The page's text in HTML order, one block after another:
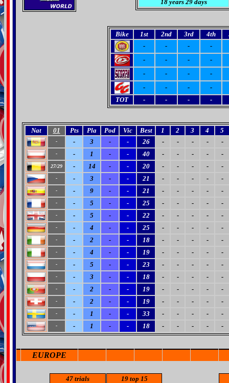
18 years 29 days
Bike 1st 2nd 3rd 4th
-
- -
-
-
- -
-
-
- -
-
-
- -
-
TOT
- - - -
Nat 01 Pts Pla Pod Vic Best 1 2 3 4 5
- - 3 - - 26 - - - - -
- - 1 - - 40 - - - - -
27/29 - 14 - - 20 - - - - -
- - 3 - - 21 - - - - -
- - 9 - - 21 - - - - -
- - 5 - - 25 - - - - -
- - 5 - - 22 - - - - -
- - 4 - - 25 - - - - -
- - 2 - - 18 - - - - -
- - 4 - - 19 - - - - -
- - 5 - - 23 - - - - -
- - 3 - - 18 - - - - -
- - 2 - - 19 - - - - -
- - 2 - - 19 - - - - -
- - 1 - - 33 - - - - -
- - 1 - - 18 - - - - -
EUROPE
47 trials 19top 15